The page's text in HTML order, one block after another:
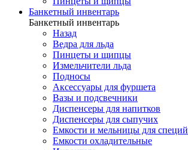
Банкетный инвентарь
Банкетный инвентарь
Назад
Ведра для льда
Пинцеты и щипцы
Измельчители льда
Подносы
Аксессуары для фуршета
Вазы и подсвечники
Диспенсеры для напитков
Диспенсеры для сыпучих
Емкости и мельницы для специй
Емкости охладительные